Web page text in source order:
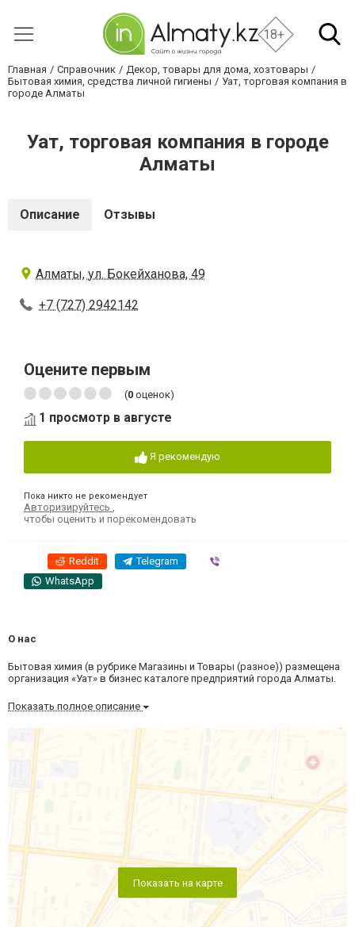
18+
Главная Справочник
Декор, товары для дома, хозтовары
Бытовая химия, средства личной гигиены
Уат, торговая компания в
городе Алматы
Уат, торговая компания в городе
Алматы
Описание Отзывы
Алматы, ул. Бокейханова, 49
+7 (727) 2942142
Оцените первым
(0 оценок)
1 просмотр в августе
Я рекомендую
Пока никто не рекомендует
Авторизируйтесь
чтобы оценить и порекомендовать
Reddit Telegram
WhatsApp
О нас
Бытовая химия (в рубрике Магазины и Товары (разное)) размещена
организация «Уат» в бизнес каталоге предприятий города Алматы.
Показать полное описание
Показать на карте